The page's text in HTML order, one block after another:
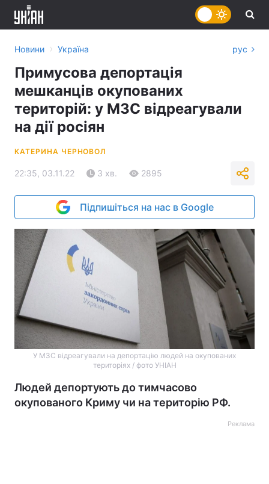
Новини › Україна рус
Примусова депортація
мешканців окупованих
територій: у МЗС відреагували
на дії росіян
КАТЕРИНА ЧЕРНОВОЛ
22:35, 03.11.22 3 хв. 2895
Підпишіться на нас в Google
У МЗС відреагували на депортацію людей на окупованих
територіях / фото УНІАН
Людей депортують до тимчасово
окупованого Криму чи на територію РФ.
Реклама